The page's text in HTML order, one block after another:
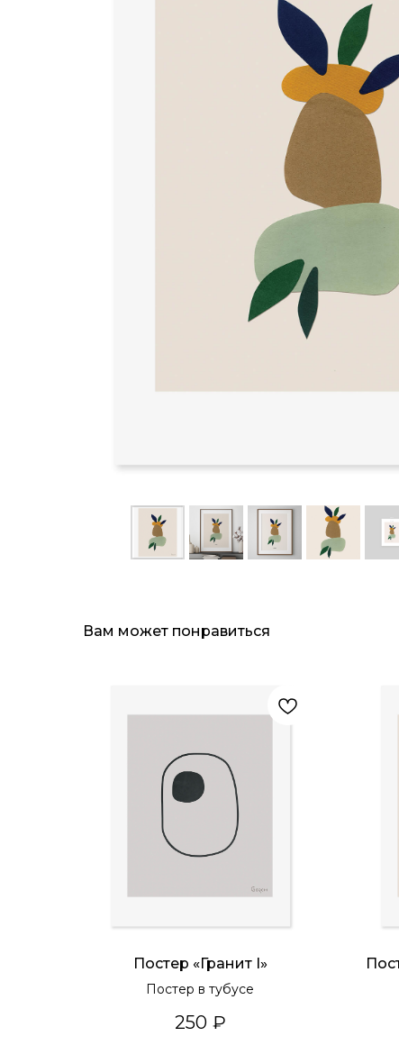
Вам может понравиться
Постер «Гранит I»
Постер в тубусе
250 ₽